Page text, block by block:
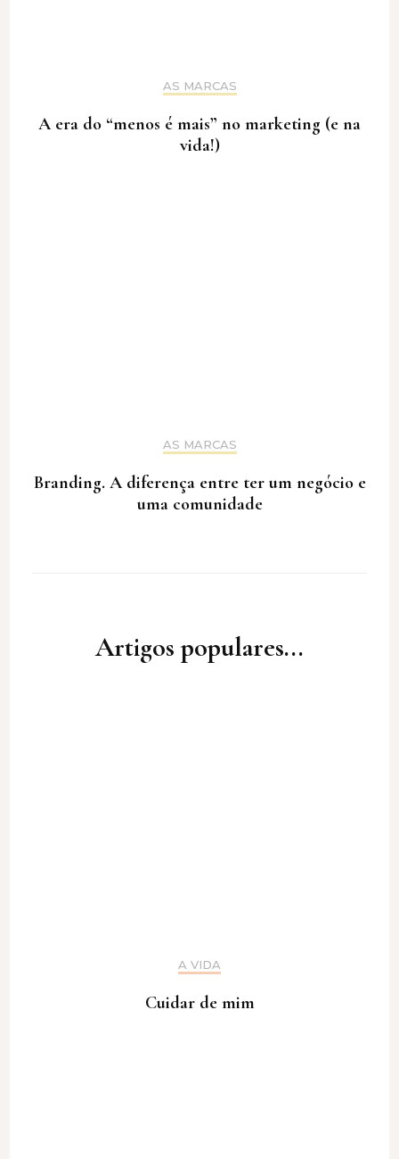
AS MARCAS
A era do “menos é mais” no marketing (e na
vida!)
AS MARCAS
Branding. A diferença entre ter um negócio e
uma comunidade
Artigos populares...
A VIDA
Cuidar de mim